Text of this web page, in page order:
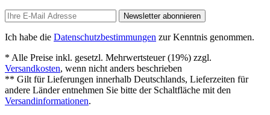
Newsletter abonnieren
Ich habe die Datenschutzbestimmungen zur Kenntnis genommen.
* Alle Preise inkl. gesetzl. Mehrwertsteuer (19%) zzgl.
Versandkosten, wenn nicht anders beschrieben
** Gilt für Lieferungen innerhalb Deutschlands, Lieferzeiten für
andere Länder entnehmen Sie bitte der Schaltfläche mit den
Versandinformationen.